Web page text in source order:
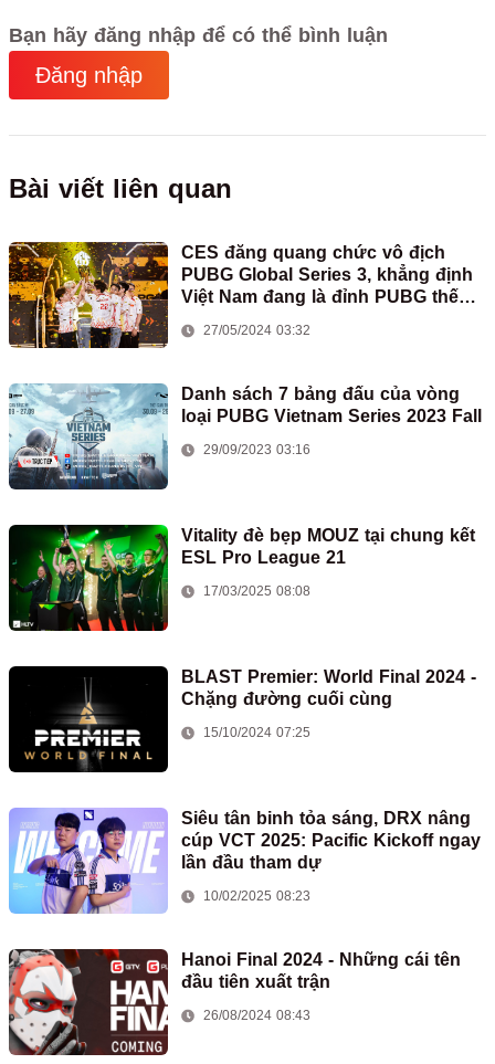
Bạn hãy đăng nhập để có thể bình luận
Đăng nhập
Bài viết liên quan
CES đăng quang chức vô địch
PUBG Global Series 3, khẳng định
Việt Nam đang là đỉnh PUBG thế
giới
27/05/2024 03:32
Danh sách 7 bảng đấu của vòng
loại PUBG Vietnam Series 2023 Fall
29/09/2023 03:16
Vitality đè bẹp MOUZ tại chung kết
ESL Pro League 21
17/03/2025 08:08
BLAST Premier: World Final 2024 -
Chặng đường cuối cùng
15/10/2024 07:25
Siêu tân binh tỏa sáng, DRX nâng
cúp VCT 2025: Pacific Kickoff ngay
lần đầu tham dự
10/02/2025 08:23
Hanoi Final 2024 - Những cái tên
đầu tiên xuất trận
26/08/2024 08:43